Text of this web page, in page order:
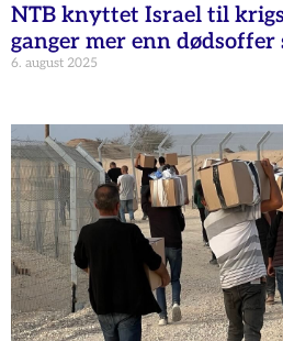
NTB knyttet Israel til
ganger mer enn
6. august 2025